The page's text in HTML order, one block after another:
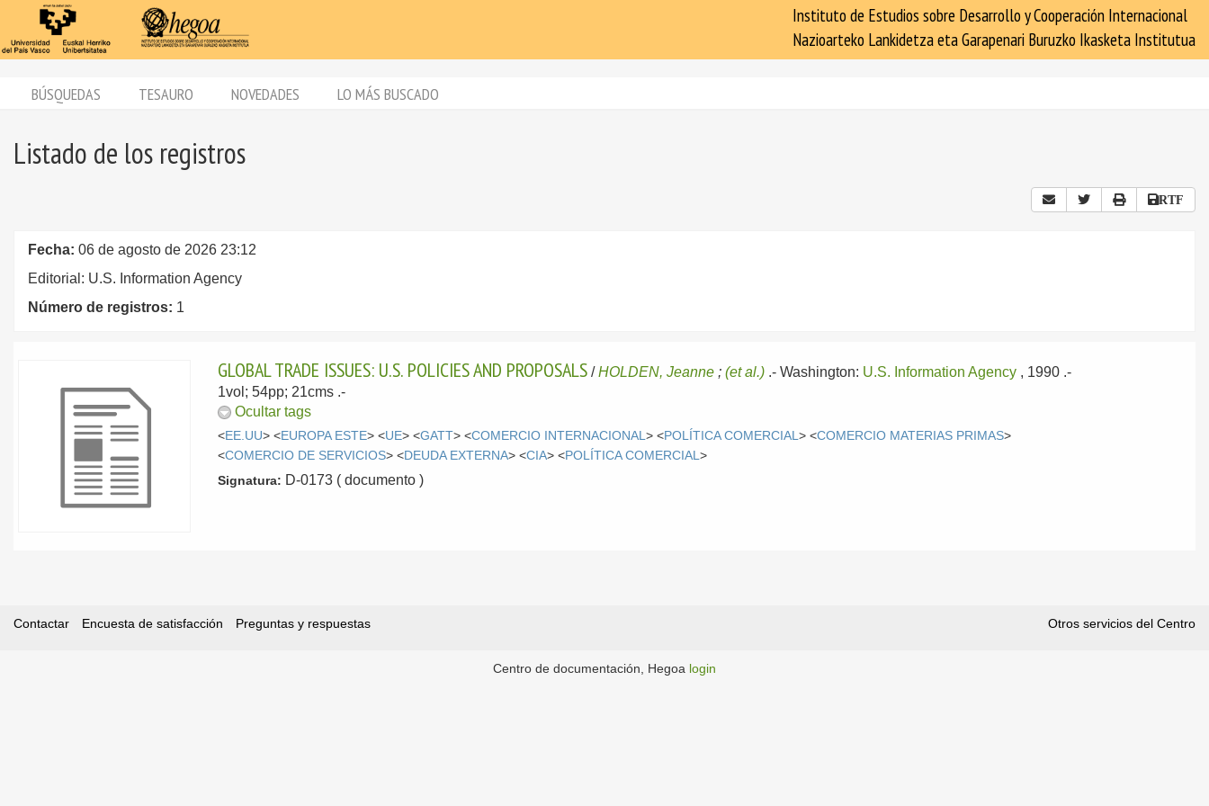
Instituto de Estudios sobre Desarrollo y Cooperación Internacional
Nazioarteko Lankidetza eta Garapenari Buruzko Ikasketa Institutua
BÚSQUEDAS TESAURO NOVEDADES LO MÁS BUSCADO
Listado de los registros
RTF
Fecha: 06 de agosto de 2026 23:12
Editorial: U.S. Information Agency
Número de registros: 1
GLOBAL TRADE ISSUES: U.S. POLICIES AND PROPOSALS /HOLDEN, Jeanne ;(et al.) .-Washington: U.S. Information Agency , 1990 .-
1vol; 54pp; 21cms .-
Ocultar tags
<EE.UU> <EUROPA ESTE> <UE> <GATT> <COMERCIO INTERNACIONAL> <POLÍTICA COMERCIAL> <COMERCIO MATERIAS PRIMAS>
<COMERCIO DE SERVICIOS> <DEUDA EXTERNA> <CIA> <POLÍTICA COMERCIAL>
Signatura: D-0173 ( documento )
Contactar Encuesta de satisfacción Preguntas y respuestas Otros servicios del Centro
Centro de documentación, Hegoa login